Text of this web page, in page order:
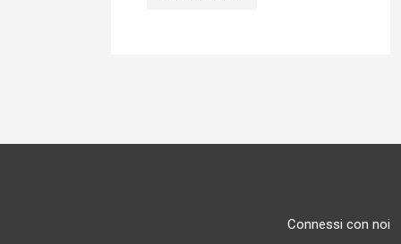
Connessi con noi